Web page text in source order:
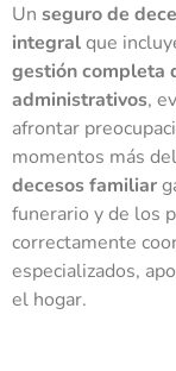
Un seguro de
integralque
gestión completa
administrativos,
afrontar
momentos más
decesos familiar
funerario y de los
correctamente
especializados,
el hogar.